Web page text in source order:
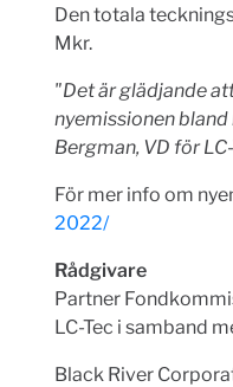
Den totala
Mkr.
"Det är glädjande
nyemissionen
Bergman, VD för
För mer info om
2022/
Rådgivare
Partner
LC-Tec i samband
Black River